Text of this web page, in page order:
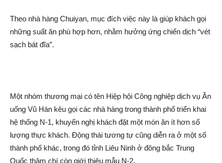
Theo nhà hàng Chuiyan, mục đích việc này là giúp khách gọi
những suất ăn phù hợp hơn, nhằm hưởng ứng chiến dịc‌h “vét
sạch bát đĩa”.
Một nhóm thương mại có tên Hiệp hội Công nghiệp dịc‌h vụ Ăn
uống Vũ Hán kêu gọi các nhà hàng trong thành phố triển khai
hệ thống N-1, khuyến nghị khách đặt một món ăn ít hơn số
lượng thực khách. Động thái tương tự cũng diễn ra ở một số
thành phố khác, trong đó tỉnh Liêu Ninh ở đông bắc Trung
Quốc thậm chí còn giới thiệu mẫu N-2.